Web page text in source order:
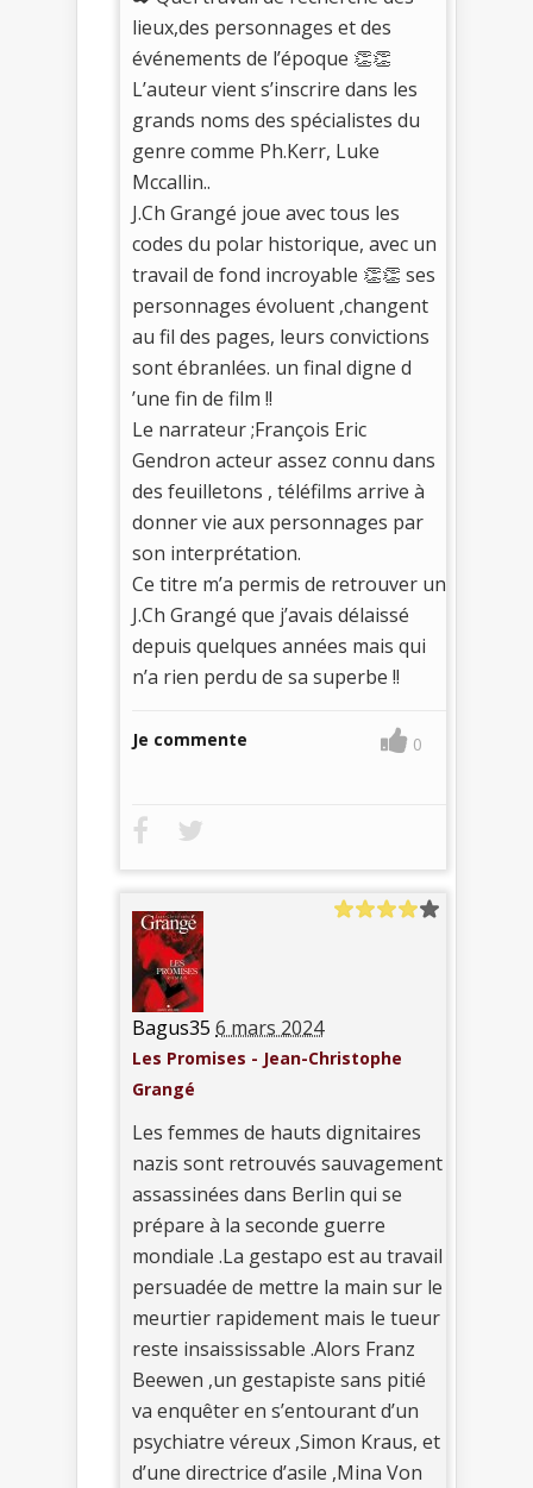
lieux,des personnages et des
événements de l’époque 👏👏
L’auteur​ vient s’inscrire dans les
grands noms des spécialistes du
genre comme Ph.Kerr, Luke
Mccallin..
​J.Ch Grangé joue avec tous les
codes du polar historique, avec un
travail de fond incroyable 👏👏 ses
personnages évoluent ​,changent
au fil des pages, leurs convictions
sont ébranlées. un final digne d​
’une fin de film !!
Le narrateur ;François Eric
Gendron​ acteur assez connu dans
des feuilletons , téléfilms arrive à
donner vie aux personnages par
son interprétation.
Ce titre m’a permis de retrouver un
J.Ch Grangé que j’avais délaissé
depuis quelques années mais qui
n’a rien perdu de sa superbe !!
Je commente 0
Bagus35 6 mars 2024
Les Promises - Jean-Christophe
Grangé
Les femmes de hauts dignitaires
nazis sont retrouvés sauvagement
assassinées dans Berlin qui se
prépare à la seconde guerre
mondiale .La gestapo est au travail
persuadée de mettre la main sur le
meurtier rapidement mais le tueur
reste insaississable .Alors Franz
Beewen ,un gestapiste sans pitié
va enquêter en s’entourant d’un
psychiatre véreux ,Simon Kraus, et
d’une directrice d’asile ,Mina Von